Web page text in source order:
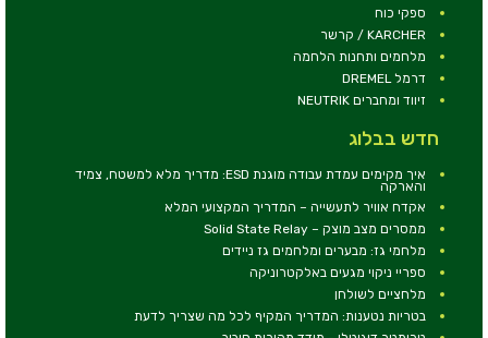
ספקי כוח
KARCHER / קרשר
מלחמים ותחנות הלחמה
דרמל DREMEL
זיווד ומחברים NEUTRIK
חדש בבלוג
איך מקימים עמדת עבודה מוגנת ESD: מדריך מלא למשטח, צמיד
והארקה
אקדח אוויר לתעשייה – המדריך המקצועי המלא
ממסרים מצב מוצק – Solid State Relay
מלחמי גז: מבערים ומלחמים גז ניידים
ספריי ניקוי מגעים באלקטרוניקה
מלחציים לשולחן
בטריות נטענות: המדריך המקיף לכל מה שצריך לדעת